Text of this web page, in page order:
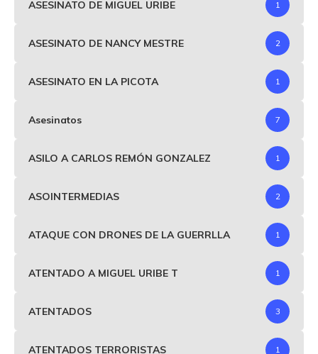
ASESINATO DE MIGUEL URIBE 1
ASESINATO DE NANCY MESTRE 2
ASESINATO EN LA PICOTA 1
Asesinatos 7
ASILO A CARLOS REMÓN GONZALEZ 1
ASOINTERMEDIAS 2
ATAQUE CON DRONES DE LA GUERRLLA 1
ATENTADO A MIGUEL URIBE T 1
ATENTADOS 3
ATENTADOS TERRORISTAS 1